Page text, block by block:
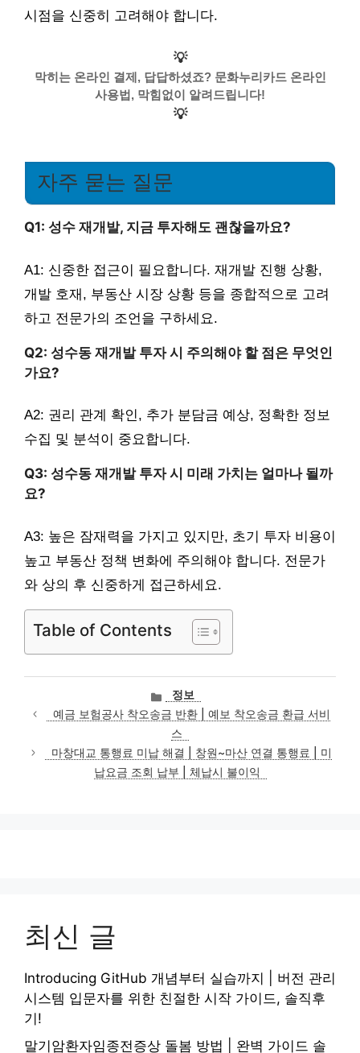
시점을 신중히 고려해야 합니다.
💡
막히는 온라인 결제, 답답하셨죠? 문화누리카드 온라인
사용법, 막힘없이 알려드립니다!
💡
자주 묻는 질문
Q1: 성수 재개발, 지금 투자해도 괜찮을까요?
A1: 신중한 접근이 필요합니다. 재개발 진행 상황,
개발 호재, 부동산 시장 상황 등을 종합적으로 고려
하고 전문가의 조언을 구하세요.
Q2: 성수동 재개발 투자 시 주의해야 할 점은 무엇인
가요?
A2: 권리 관계 확인, 추가 분담금 예상, 정확한 정보
수집 및 분석이 중요합니다.
Q3: 성수동 재개발 투자 시 미래 가치는 얼마나 될까
요?
A3: 높은 잠재력을 가지고 있지만, 초기 투자 비용이
높고 부동산 정책 변화에 주의해야 합니다. 전문가
와 상의 후 신중하게 접근하세요.
Table of Contents
카
테
고
리
정보
예금 보험공사 착오송금 반환 | 예보 착오송금 환급 서비
스
마창대교 통행료 미납 해결 | 창원~마산 연결 통행료 | 미
납요금 조회 납부 | 체납시 불이익
최신 글
Introducing GitHub 개념부터 실습까지 | 버전 관리
시스템 입문자를 위한 친절한 시작 가이드, 솔직후
기!
말기암환자임종전증상 돌봄 방법 | 완벽 가이드 솔